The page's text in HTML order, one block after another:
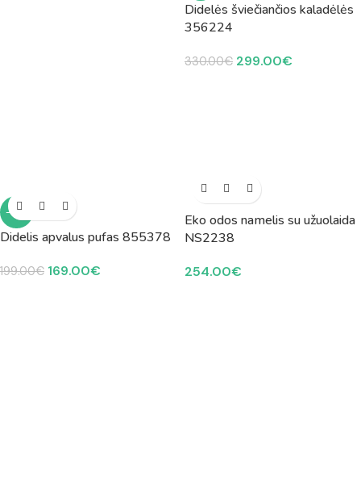
Didelės šviečiančios kaladėlės
356224
330.00€ 299.00€
-15%
Didelis apvalus pufas 855378
199.00€ 169.00€
Eko odos namelis su užuolaida
NS2238
254.00€